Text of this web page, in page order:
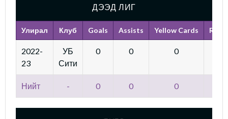
ДЭЭД ЛИГ
Улирал Клуб Goals Assists Yellow Cards Red
2022-
23
УБ
Сити
0 0 0
Нийт - 0 0 0